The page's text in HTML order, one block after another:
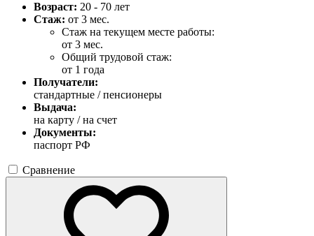
Возраст: 20 - 70 лет
Стаж: от 3 мес.
Стаж на текущем месте работы:
от 3 мес.
Общий трудовой стаж:
от 1 года
Получатели:
стандартные / пенсионеры
Выдача:
на карту / на счет
Документы:
паспорт РФ
Сравнение